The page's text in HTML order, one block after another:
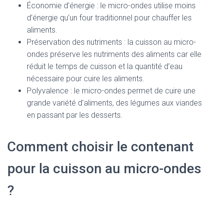
Économie d’énergie : le micro-ondes utilise moins
d’énergie qu’un four traditionnel pour chauffer les
aliments.
Préservation des nutriments : la cuisson au micro-
ondes préserve les nutriments des aliments car elle
réduit le temps de cuisson et la quantité d’eau
nécessaire pour cuire les aliments.
Polyvalence : le micro-ondes permet de cuire une
grande variété d’aliments, des légumes aux viandes
en passant par les desserts.
Comment choisir le contenant
pour la cuisson au micro-ondes
?